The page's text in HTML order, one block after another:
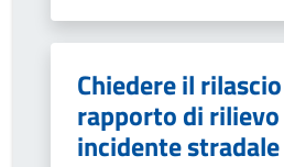
Chiedere il
rapporto di
incidente stradale